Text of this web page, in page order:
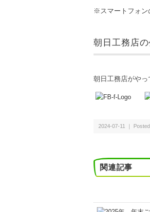
※スマートフォン
朝日工務店
朝日工務店がやっ
2024-07-11 ｜ Posted
関連記事